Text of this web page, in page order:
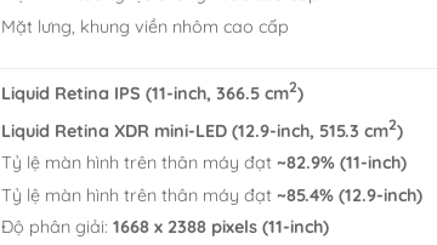
Mặt lưng, khung viền nhôm cao cấp
Liquid Retina IPS (11-inch, 366.5 cm2)
Liquid Retina XDR mini-LED (12.9-inch, 515.3 cm2)
Tỷ lệ màn hình trên thân máy đạt ~82.9% (11-inch)
Tỷ lệ màn hình trên thân máy đạt ~85.4% (12.9-inch)
Độ phân giải: 1668 x 2388 pixels (11-inch)